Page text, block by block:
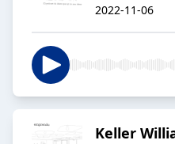
2022-11-06
Keller